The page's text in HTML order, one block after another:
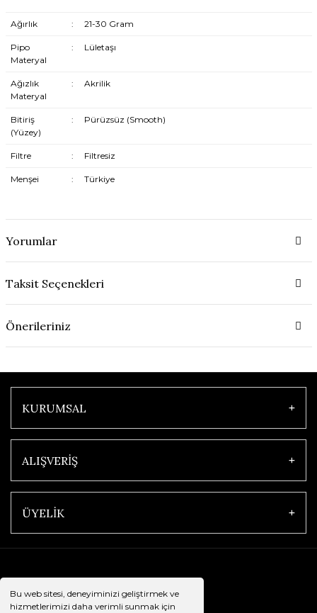
Bu web sitesi, deneyiminizi geliştirmek ve
hizmetlerimizi daha verimli sunmak için
Ağırlık : 21-30 Gram
Pipo
Materyal
: Lületaşı
Ağızlık
Materyal
: Akrilik
Bitiriş
(Yüzey)
: Pürüzsüz (Smooth)
Filtre : Filtresiz
Menşei : Türkiye
Yorumlar
Taksit Seçenekleri
Önerileriniz
KURUMSAL
ALIŞVERİŞ
ÜYELİK